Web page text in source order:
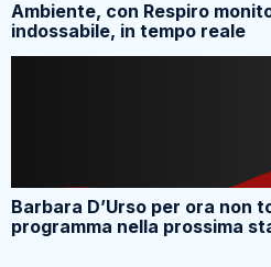
Ambiente, con Respiro
indossabile, in tempo reale
Barbara D’Urso per ora non
programma nella prossima